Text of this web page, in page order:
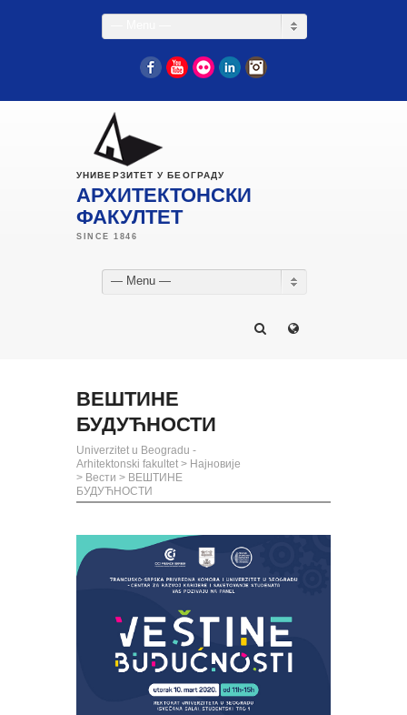
FacebookYouTube
Flickr LinkedIn
УНИВЕРЗИТЕТ У БЕОГРАДУ
АРХИТЕКТОНСКИ
ФАКУЛТЕТ
— Menu —
ВЕШТИНЕ
БУДУЋНОСТИ
Univerzitet u Beogradu -
Arhitektonski fakultet > Најновије
> Вести > ВЕШТИНЕ
БУДУЋНОСТИ